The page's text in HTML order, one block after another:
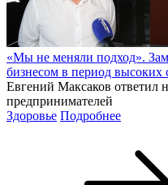
«Мы не меняли подход».
бизнесом в период высоких
Евгений Максаков ответил
предпринимателей
Здоровье Подробнее